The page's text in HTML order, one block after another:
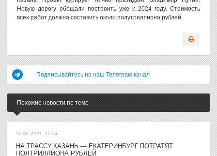
Новую дорогу обещали построить уже к 2024 году. Стоимость
всех работ должна составить около полутриллиона рублей.
Подписывайтесь на наш Телеграм-канал
Похожие новости по теме
20.07.2021, 11:04
НА ТРАССУ КАЗАНЬ — ЕКАТЕРИНБУРГ ПОТРАТЯТ
ПОЛТРИЛЛИОНА РУБЛЕЙ